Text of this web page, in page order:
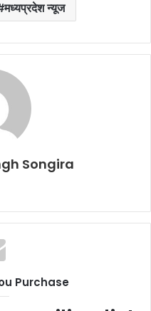
मध्यप्रदेश न्यूज
Songira
Purchase